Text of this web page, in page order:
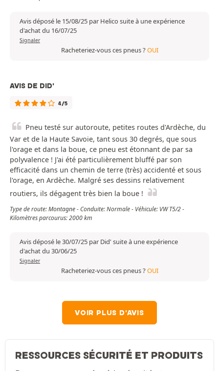
Avis déposé le 15/08/25 par Helico suite à une expérience
d'achat du 16/07/25
Signaler
Racheteriez-vous ces pneus ?OUI
AVIS DE DID'
4/5
Pneu testé sur autoroute, petites routes d'Ardèche, du
Var et de la Haute Savoie, tant sous 30 degrés, que sous
l'orage et dans la boue, ce pneu est étonnant de par sa
polyvalence ! J'ai été particulièrement bluffé par son
efficacité dans un chemin de terre (très) accidenté et sous
l'orage, en Ardèche. Malgré ses dessins relativement
routiers, ils dégagent très bien la boue !
Type de route: Montagne - Conduite: Normale - Véhicule: VW T5/2 -
Kilomètres parcourus: 2000 km
Avis déposé le 30/07/25 par Did' suite à une expérience
d'achat du 30/06/25
Signaler
Racheteriez-vous ces pneus ?OUI
VOIR PLUS D'AVIS
RESSOURCES SÉCURITÉ ET PRODUITS